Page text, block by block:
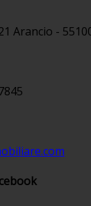
Arancio -